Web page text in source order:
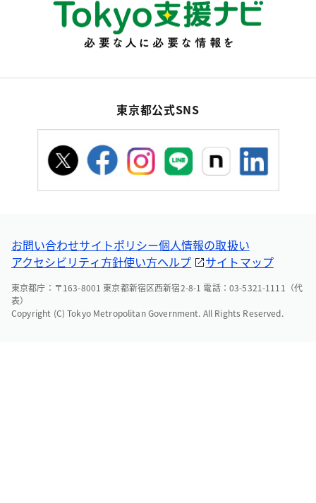
東京都公式SNS
お問い合わせサイトポリシー個人情報の取扱い
アクセシビリティ方針使い方ヘルプ サイトマップ
東京都庁：〒163-8001 東京都新宿区西新宿2-8-1 電話：03-5321-1111（代
表）
Copyright (C) Tokyo Metropolitan Government. All Rights Reserved.